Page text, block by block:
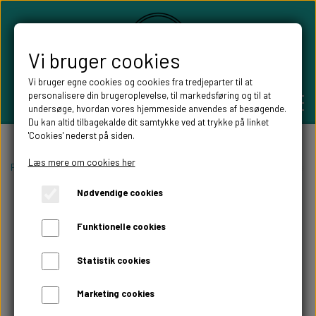
PERSONLIGE GAVER
BRYLLUPS GAVER
DÅBSGAVER/ NAVNGIVNING
SKILTE TIL FESTEN
WILLOW TREE FIGURER
WILLOW TREE BRYLLUPS FIGURER
Forside Willow Tree figurer
Vi bruger cookies
Vi bruger egne cookies og cookies fra tredjeparter til at
personalisere din brugeroplevelse, til markedsføring og til at
undersøge, hvordan vores hjemmeside anvendes af besøgende.
Du kan altid tilbagekalde dit samtykke ved at trykke på linket
'Cookies' nederst på siden.
Læs mere om cookies her
Nødvendige cookies
Funktionelle cookies
Statistik cookies
Marketing cookies